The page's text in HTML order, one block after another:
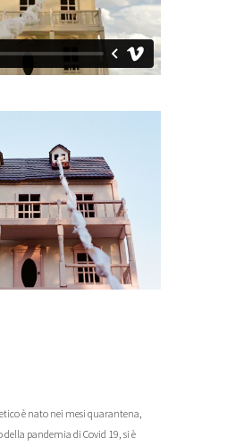
è nato nei mesi quarantena,
pandemia di Covid 19, si è